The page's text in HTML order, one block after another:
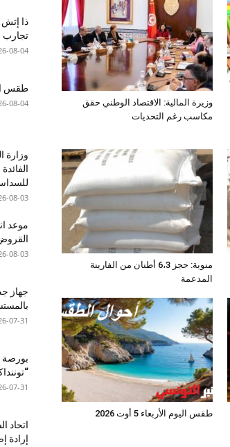
وزيرة المالية: الاقتصاد الوطني حقق
مكاسب رغم التحديات
منوبة: حجز 6،3 أطنان من الفارينة
المدعمة
طقس اليوم الأربعاء 5 أوت 2026
ذا
تجارب
08-04
طقس اليوم
08-04
وزارة
08-03
موعد
08-03
جهاز
07-31
بورصة
“توننداكس”
07-31
اتحاد
إرادة